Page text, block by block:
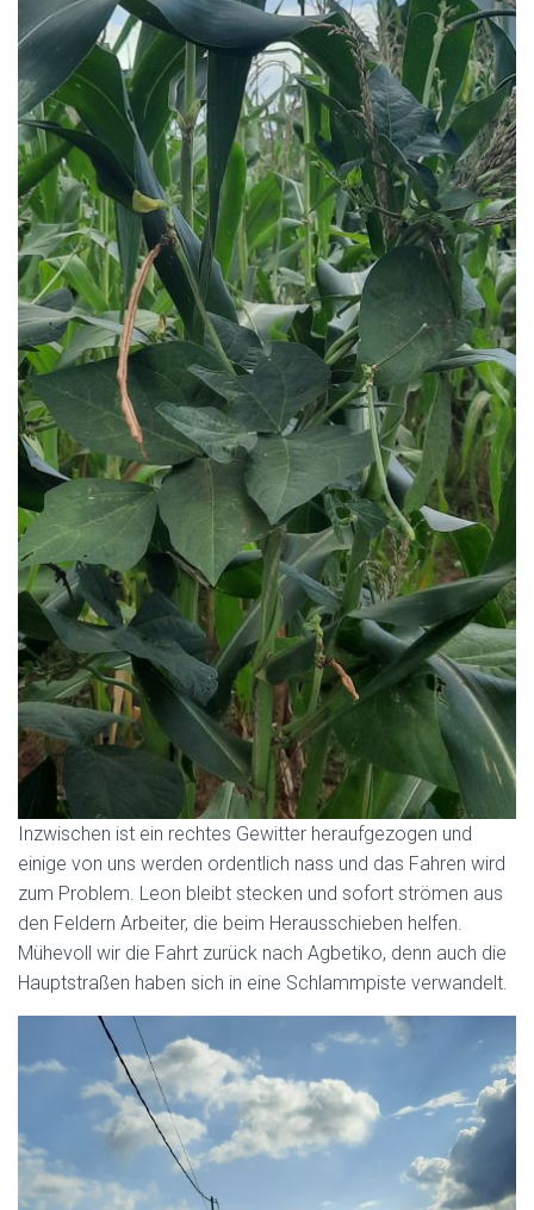
Inzwischen ist ein rechtes Gewitter heraufgezogen und
einige von uns werden ordentlich nass und das Fahren wird
zum Problem. Leon bleibt stecken und sofort strömen aus
den Feldern Arbeiter, die beim Herausschieben helfen.
Mühevoll wir die Fahrt zurück nach Agbetiko, denn auch die
Hauptstraßen haben sich in eine Schlammpiste verwandelt.